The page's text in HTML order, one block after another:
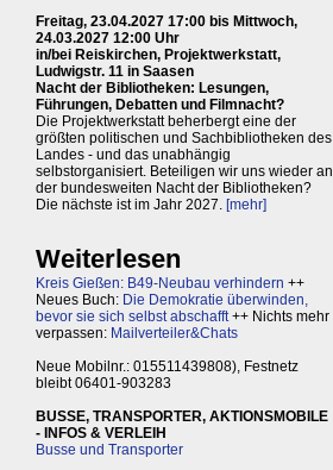
Freitag, 23.04.2027 17:00 bis Mittwoch,
24.03.2027 12:00 Uhr
in/bei Reiskirchen, Projektwerkstatt,
Ludwigstr. 11 in Saasen
Nacht der Bibliotheken: Lesungen,
Führungen, Debatten und Filmnacht?
Die Projektwerkstatt beherbergt eine der
größten politischen und Sachbibliotheken des
Landes - und das unabhängig
selbstorganisiert. Beteiligen wir uns wieder an
der bundesweiten Nacht der Bibliotheken?
Die nächste ist im Jahr 2027. [mehr]
Weiterlesen
Kreis Gießen: B49-Neubau verhindern ++
Neues Buch: Die Demokratie überwinden,
bevor sie sich selbst abschafft++ Nichts mehr
verpassen: Mailverteiler&Chats
Neue Mobilnr.: 015511439808), Festnetz
bleibt 06401-903283
BUSSE, TRANSPORTER, AKTIONSMOBILE
- INFOS & VERLEIH
Busse und Transporter